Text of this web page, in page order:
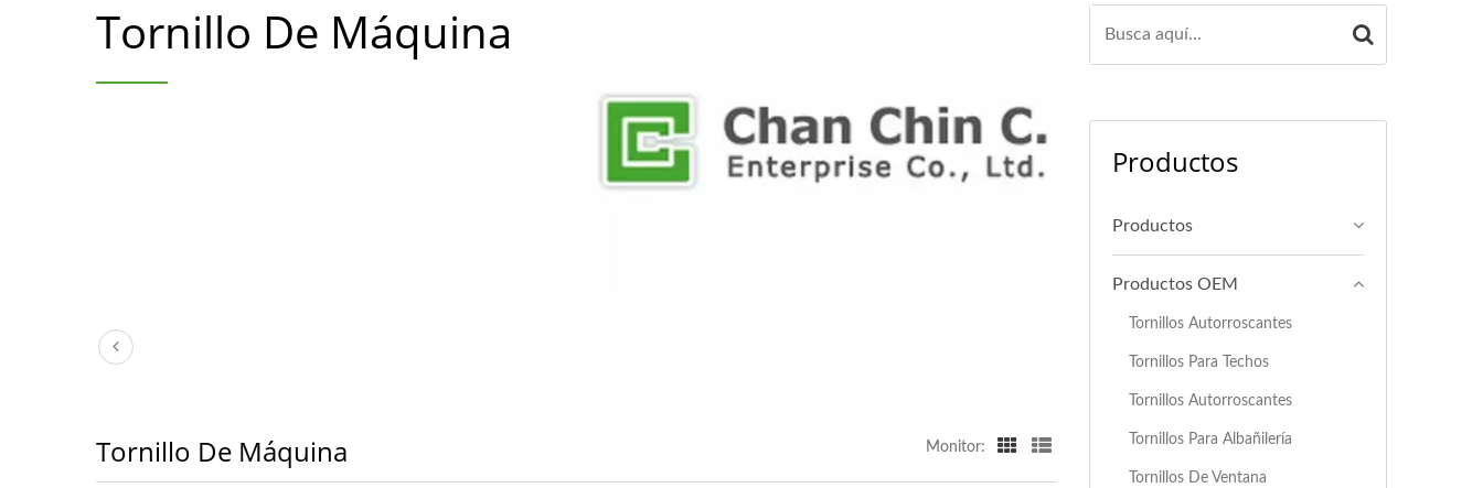
Tornillo De Máquina
Tornillo De Máquina Monitor:
Productos
Productos
Productos OEM
Tornillos Autorroscantes
Tornillos Para Techos
Tornillos Autorroscantes
Tornillos Para Albañilería
Tornillos De Ventana